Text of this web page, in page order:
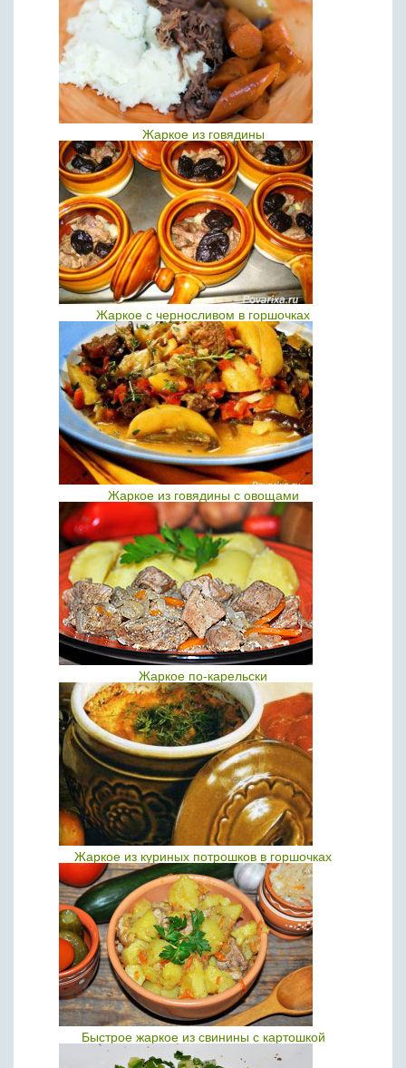
Жаркое из говядины
Жаркое с черносливом в горшочках
Жаркое из говядины с овощами
Жаркое по-карельски
Жаркое из куриных потрошков в горшочках
Быстрое жаркое из свинины с картошкой